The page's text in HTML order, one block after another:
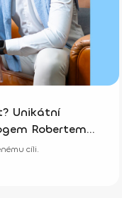
Unikátní
Robertem
cíli.